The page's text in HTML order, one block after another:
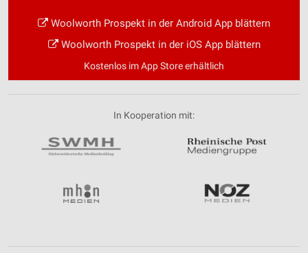
Woolworth Prospekt in der Android App blättern
Woolworth Prospekt in der iOS App blättern
Kostenlos im App Store erhältlich
In Kooperation mit: